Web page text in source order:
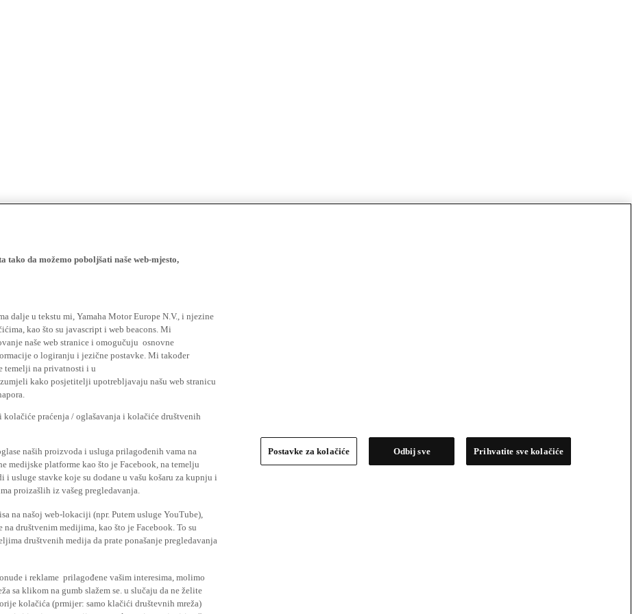
da možemo poboljšati naše web-mjesto,
dalje u tekstu mi, Yamaha Motor Europe N.V., i njezine
kao što su javascript i web beacons. Mi
naše web stranice i omogučuju osnovne
o logiranju i jezične postavke. Mi također
temelji na privatnosti i u
kako posjetitelji upotrebljavaju našu web stranicu
praćenja / oglašavanja i kolačiće društvenih
naših proizvoda i usluga prilagođenih vama na
medijske platforme kao što je Facebook, na temelju
usluge stavke koje su dodane u vašu košaru za kupnju i
proizašlih iz vašeg pregledavanja.
na našoj web-lokaciji (npr. Putem usluge YouTube),
društvenim medijima, kao što je Facebook. To su
društvenih medija da prate ponašanje pregledavanja
i reklame prilagođene vašim interesima, molimo
sa klikom na gumb slažem se. u slučaju da ne želite
kolačića (prmijer: samo klačići društevnih mreža)
Postavke za kolačiće Odbij sve Prihvatite sve kolačiće